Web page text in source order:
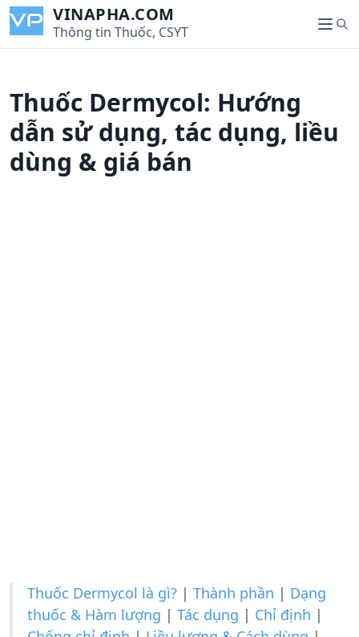
i
VINAPHA.COM
Thông tin Thuốc, CSYT
M
e
S
e
Thuốc Dermycol: Hướng
dẫn sử dụng, tác dụng, liều
dùng & giá bán
Thuốc Dermycol là gì? | Thành phần | Dạng
thuốc & Hàm lượng | Tác dụng | Chỉ định |